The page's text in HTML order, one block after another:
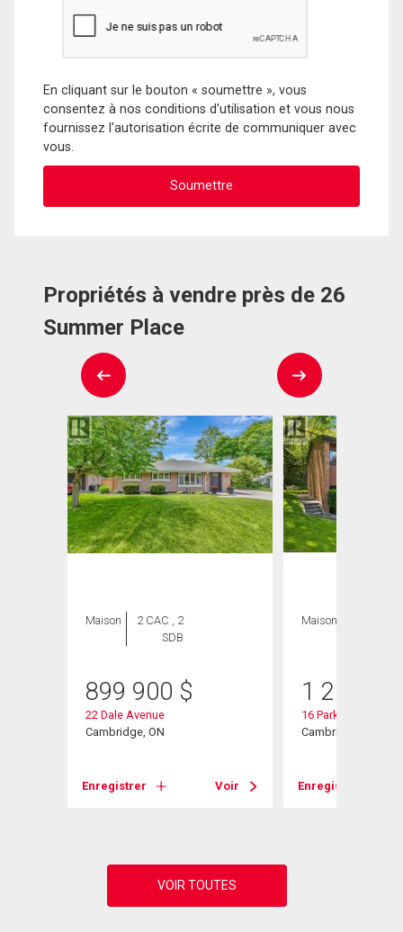
En cliquant sur le bouton « soumettre », vous
consentez à nos conditions d'utilisation et vous nous
fournissez l'autorisation écrite de communiquer avec
vous.
Propriétés à vendre près de 26
Summer Place
Maison
2 CAC , 2
SDB
899 900 $
22 Dale Avenue
Cambridge, ON
Enregistrer Voir
Maison
1 250
16 Parkwood Drive
Cambridge, ON
Enregistrer